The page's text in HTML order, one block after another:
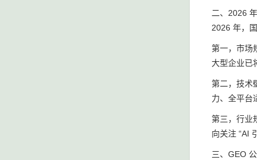
二、2026
2026 年，
第一，市场
大型企业已
第二，技术
力、全平台
第三，行业
向关注 “AI
三、GEO